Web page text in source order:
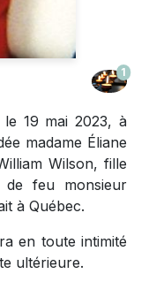
1
19 mai 2023, à
madame Éliane
Wilson, fille
feu monsieur
à Québec.
en toute intimité
ultérieure.